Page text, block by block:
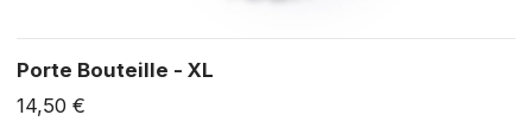
Porte Bouteille - XL
14,50 €